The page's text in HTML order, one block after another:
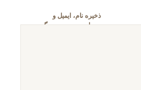
ذخیره نام، ایمیل و
وبسایت من در مرورگر